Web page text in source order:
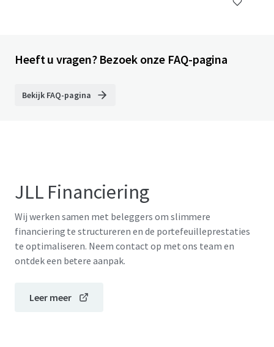
Heeft u vragen? Bezoek onze FAQ-pagina
Bekijk FAQ-pagina
JLL Financiering
Wij werken samen met beleggers om slimmere
financiering te structureren en de portefeuilleprestaties
te optimaliseren. Neem contact op met ons team en
ontdek een betere aanpak.
Leer meer